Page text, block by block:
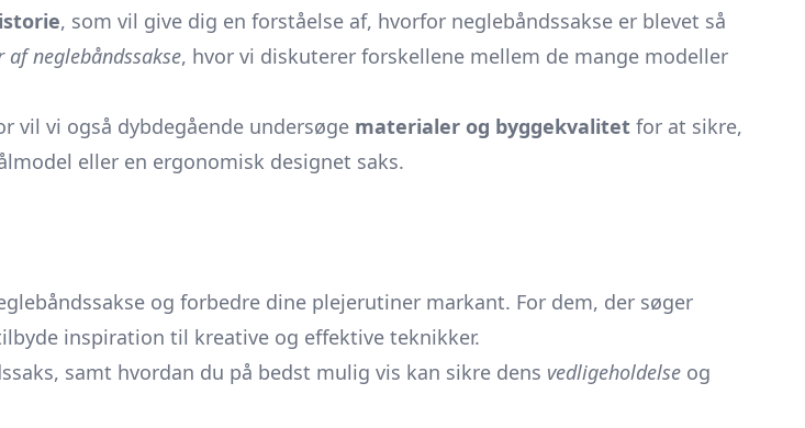
, som vil give dig en forståelse af, hvorfor neglebåndssakse er blevet så
neglebåndssakse, hvor vi diskuterer forskellene mellem de mange modeller
vi også dybdegående undersøge materialer og byggekvalitet for at sikre,
eller en ergonomisk designet saks.
og forbedre dine plejerutiner markant. For dem, der søger
inspiration til kreative og effektive teknikker.
samt hvordan du på bedst mulig vis kan sikre dens vedligeholdelse og